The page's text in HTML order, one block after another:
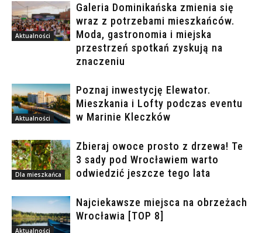
Aktualności
Galeria Dominikańska zmienia się
wraz z potrzebami mieszkańców.
Moda, gastronomia i miejska
przestrzeń spotkań zyskują na
znaczeniu
Aktualności
Poznaj inwestycję Elewator.
Mieszkania i Lofty podczas eventu
w Marinie Kleczków
Dla mieszkańca
Zbieraj owoce prosto z drzewa! Te
3 sady pod Wrocławiem warto
odwiedzić jeszcze tego lata
Aktualności
Najciekawsze miejsca na obrzeżach
Wrocławia [TOP 8]